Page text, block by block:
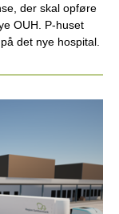
der skal opføre
OUH. P-huset
det nye hospital.